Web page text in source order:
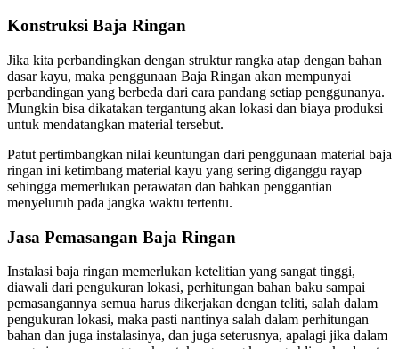
Konstruksi Baja Ringan
Jika kita perbandingkan dengan struktur rangka atap dengan bahan
dasar kayu, maka penggunaan Baja Ringan akan mempunyai
perbandingan yang berbeda dari cara pandang setiap penggunanya.
Mungkin bisa dikatakan tergantung akan lokasi dan biaya produksi
untuk mendatangkan material tersebut.
Patut pertimbangkan nilai keuntungan dari penggunaan material baja
ringan ini ketimbang material kayu yang sering diganggu rayap
sehingga memerlukan perawatan dan bahkan penggantian
menyeluruh pada jangka waktu tertentu.
Jasa Pemasangan Baja Ringan
Instalasi baja ringan memerlukan ketelitian yang sangat tinggi,
diawali dari pengukuran lokasi, perhitungan bahan baku sampai
pemasangannya semua harus dikerjakan dengan teliti, salah dalam
pengukuran lokasi, maka pasti nantinya salah dalam perhitungan
bahan dan juga instalasinya, dan juga seterusnya, apalagi jika dalam